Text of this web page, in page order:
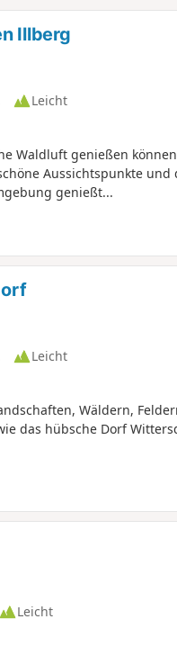
Illberg
Leicht
Waldluft genießen
Aussichtspunkte und
genießt...
Leicht
Wäldern,
das hübsche Dorf
Leicht